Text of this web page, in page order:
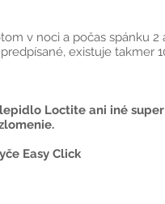
v noci a počas spánku 2
existuje takmer
Loctite ani iné
Easy Click